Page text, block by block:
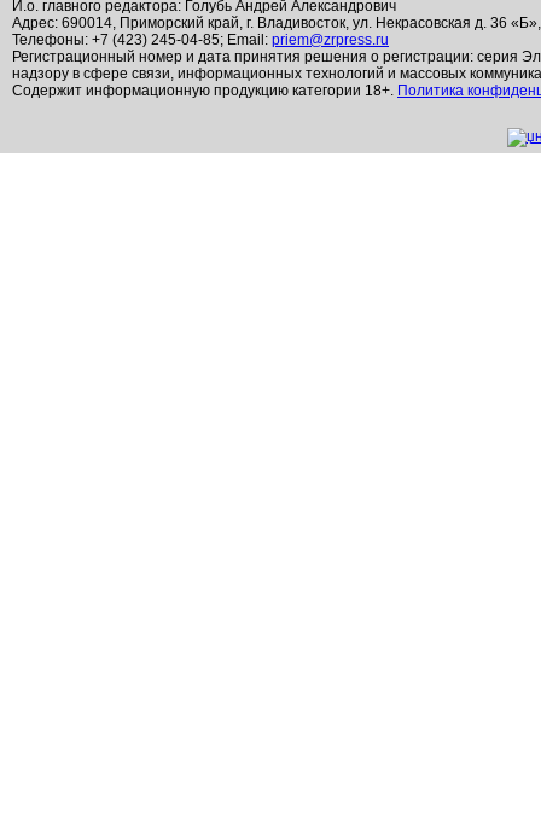
И.о. главного редактора: Голубь Андрей Александрович
Адрес: 690014, Приморский край, г. Владивосток, ул. Некрасовская д. 36
Телефоны: +7 (423) 245-04-85; Email: priem@zrpress.ru
Регистрационный номер и дата принятия решения о регистрации: серия
надзору в сфере связи, информационных технологий и массовых
Содержит информационную продукцию категории 18+. Политика